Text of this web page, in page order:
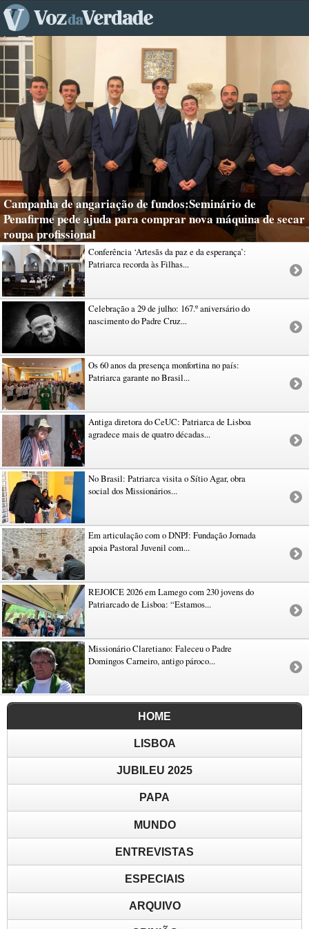
Campanha de angariação de fundos:Seminário de
Penafirme pede ajuda para comprar nova máquina de secar
roupa profissional
Conferência ‘Artesãs da paz e da esperança’:
Patriarca recorda às Filhas...
Celebração a 29 de julho: 167.º aniversário do
nascimento do Padre Cruz...
Os 60 anos da presença monfortina no país:
Patriarca garante no Brasil...
Antiga diretora do CeUC: Patriarca de Lisboa
agradece mais de quatro décadas...
No Brasil: Patriarca visita o Sítio Agar, obra
social dos Missionários...
Em articulação com o DNPJ: Fundação Jornada
apoia Pastoral Juvenil com...
REJOICE 2026 em Lamego com 230 jovens do
Patriarcado de Lisboa: “Estamos...
Missionário Claretiano: Faleceu o Padre
Domingos Carneiro, antigo pároco...
HOME
LISBOA
JUBILEU 2025
PAPA
MUNDO
ENTREVISTAS
ESPECIAIS
ARQUIVO